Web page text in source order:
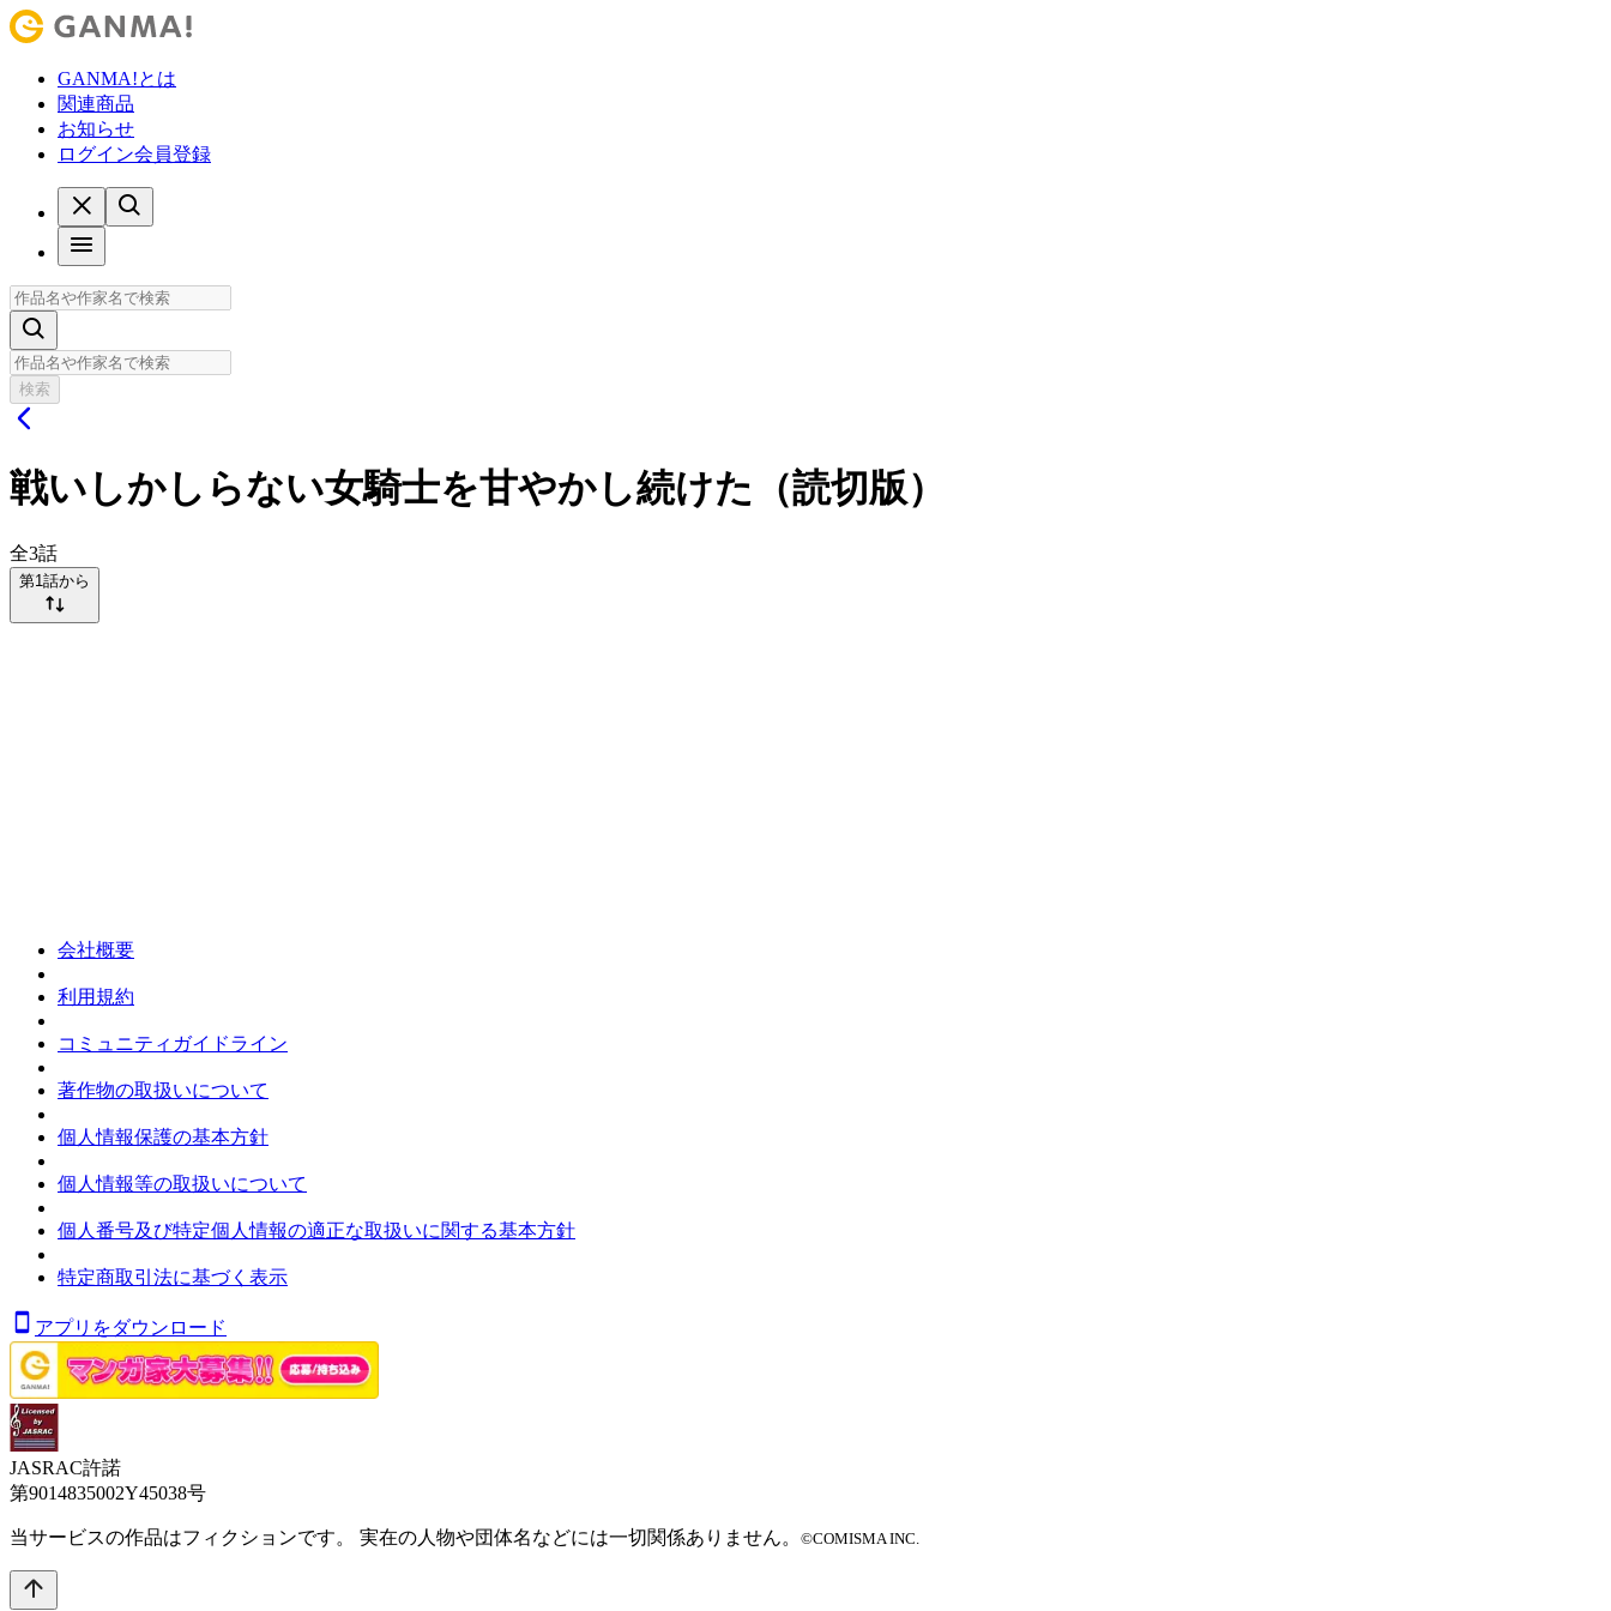
GANMA!とは
関連商品
お知らせ
ログイン会員登録
検索
戦いしかしらない女騎士を甘やかし続けた（読切版）
全3話
第1話から
会社概要
利用規約
コミュニティガイドライン
著作物の取扱いについて
個人情報保護の基本方針
個人情報等の取扱いについて
個人番号及び特定個人情報の適正な取扱いに関する基本方針
特定商取引法に基づく表示
アプリをダウンロード
JASRAC許諾
第9014835002Y45038号
当サービスの作品はフィクションです。 実在の人物や団体名などには一切関係ありません。 ©COMISMA INC.